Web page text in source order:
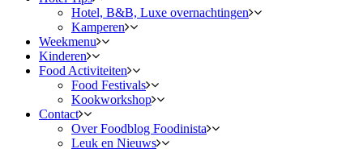
Hotel, B&B, Luxe overnachtingen
Kamperen
Weekmenu
Kinderen
Food Activiteiten
Food Festivals
Kookworkshop
Contact
Over Foodblog Foodinista
Leuk en Nieuws